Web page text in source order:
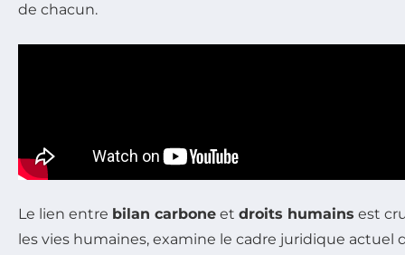
de chacun.
Le lien entre bilan carbone et droits humains est
les vies humaines, examine le cadre juridique